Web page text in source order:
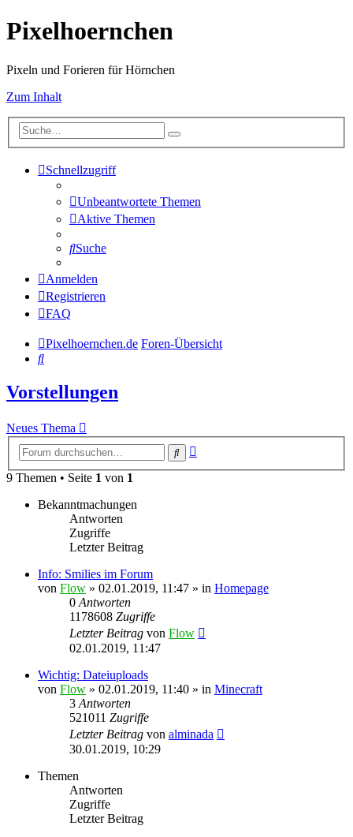
Pixelhoernchen
Pixeln und Forieren für Hörnchen
Zum Inhalt
Schnellzugriff
Unbeantwortete Themen
Aktive Themen
Suche
Anmelden
Registrieren
FAQ
Pixelhoernchen.de Foren-Übersicht
Suche
Vorstellungen
Neues Thema
Suche
9 Themen • Seite 1 von 1
Bekanntmachungen
Antworten
Zugriffe
Letzter Beitrag
Info: Smilies im Forum
von Flow » 02.01.2019, 11:47 » in Homepage
0 Antworten
1178608 Zugriffe
Letzter Beitrag von Flow
02.01.2019, 11:47
Wichtig: Dateiuploads
von Flow » 02.01.2019, 11:40 » in Minecraft
3 Antworten
521011 Zugriffe
Letzter Beitrag von alminada
30.01.2019, 10:29
Themen
Antworten
Zugriffe
Letzter Beitrag